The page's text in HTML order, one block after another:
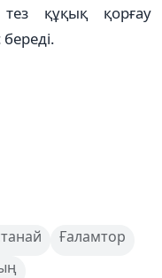
құқық қорғау
Ғаламтор